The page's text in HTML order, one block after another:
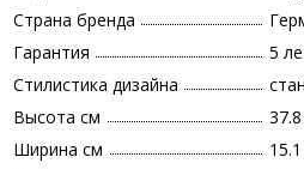
Страна бренда
Гарантия
5
Стилистика дизайна
Высота см
Ширина см